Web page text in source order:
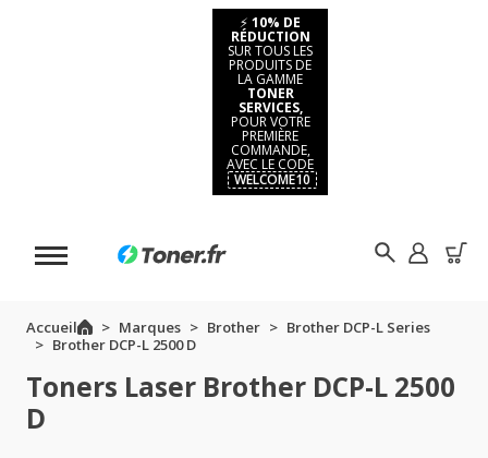
⚡ 10% DE
RÉDUCTION
SUR TOUS LES
PRODUITS DE
LA GAMME
TONER
SERVICES,
POUR VOTRE
PREMIÈRE
COMMANDE,
AVEC LE CODE
WELCOME10
Accueil Marques Brother
Brother DCP-L Series
Brother DCP-L 2500 D
Toners Laser Brother DCP-L 2500
D